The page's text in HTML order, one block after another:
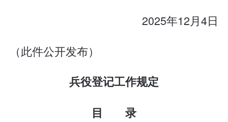
2025年12月4日
（此件公开发布）
兵役登记工作规定
目 录